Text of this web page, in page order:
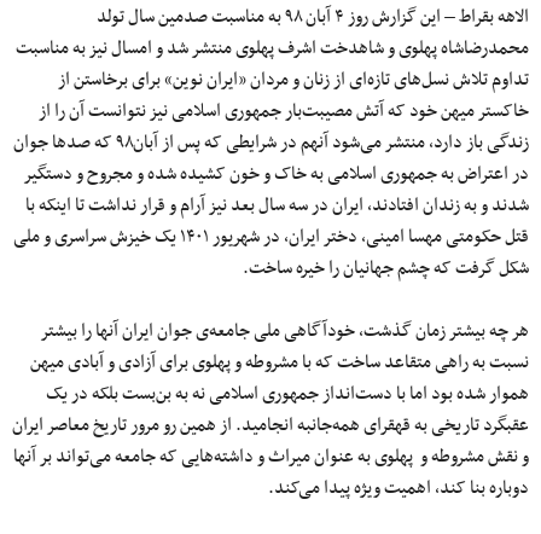
الاهه بقراط – این گزارش روز ۴ آبان ۹۸ به مناسبت صدمین سال تولد
محمدرضاشاه پهلوی و شاهدخت اشرف پهلوی منتشر شد و امسال نیز به مناسبت
تداوم تلاش نسل‌‌های تازه‌ای از زنان و مردان «ایران نوین» برای برخاستن از
خاکستر میهن خود که آتش مصیبت‌بار جمهوری اسلامی نیز نتوانست آن را از
زندگی باز دارد، منتشر می‌شود آنهم در شرایطی که پس از آبان۹۸ که صدها جوان
در اعتراض به جمهوری اسلامی به خاک و خون کشیده شده و مجروح و دستگیر
شدند و به زندان افتادند، ایران در سه سال بعد نیز آرام و قرار نداشت تا اینکه با
قتل حکومتی مهسا امینی، دختر ایران، در شهریور ۱۴۰۱ یک خیزش سراسری و ملی
شکل گرفت که چشم جهانیان را خیره ساخت.
هر چه بیشتر زمان گذشت، خودآگاهی ملی جامعه‌ی جوان ایران آنها را بیشتر
نسبت به راهی متقاعد ساخت که با مشروطه و پهلوی برای آزادی و آبادی میهن
هموار شده بود اما با دست‌انداز جمهوری اسلامی نه به بن‌بست بلکه در یک
عقبگرد تاریخی به قهقرای همه‌جانبه انجامید. از همین رو مرور تاریخ معاصر ایران
و نقش مشروطه و پهلوی به عنوان میراث و داشته‌هایی که جامعه می‌تواند بر آنها
دوباره بنا کند، اهمیت ویژه پیدا می‌کند.